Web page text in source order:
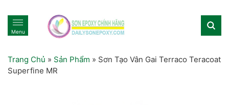
Menu
Trang Chủ » Sản Phẩm » Sơn Tạo Vân Gai Terraco Teracoat
Superfine MR